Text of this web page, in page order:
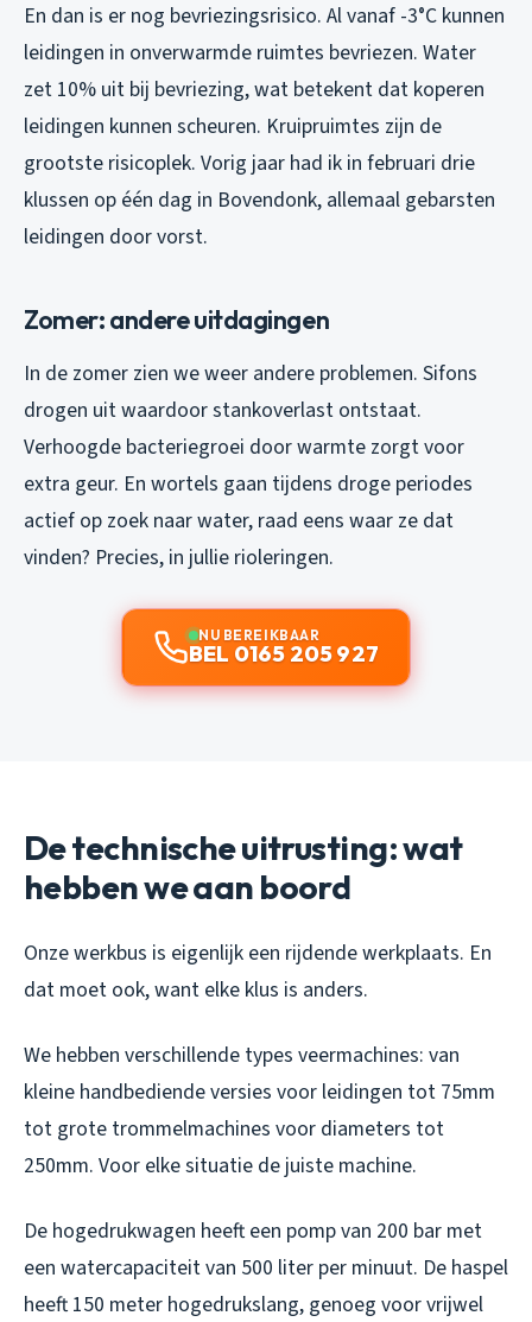
En dan is er nog bevriezingsrisico. Al vanaf -3°C kunnen
leidingen in onverwarmde ruimtes bevriezen. Water
zet 10% uit bij bevriezing, wat betekent dat koperen
leidingen kunnen scheuren. Kruipruimtes zijn de
grootste risicoplek. Vorig jaar had ik in februari drie
klussen op één dag in Bovendonk, allemaal gebarsten
leidingen door vorst.
Zomer: andere uitdagingen
In de zomer zien we weer andere problemen. Sifons
drogen uit waardoor stankoverlast ontstaat.
Verhoogde bacteriegroei door warmte zorgt voor
extra geur. En wortels gaan tijdens droge periodes
actief op zoek naar water, raad eens waar ze dat
vinden? Precies, in jullie rioleringen.
NU BEREIKBAAR
BEL 0165 205 927
De technische uitrusting: wat
hebben we aan boord
Onze werkbus is eigenlijk een rijdende werkplaats. En
dat moet ook, want elke klus is anders.
We hebben verschillende types veermachines: van
kleine handbediende versies voor leidingen tot 75mm
tot grote trommelmachines voor diameters tot
250mm. Voor elke situatie de juiste machine.
De hogedrukwagen heeft een pomp van 200 bar met
een watercapaciteit van 500 liter per minuut. De haspel
heeft 150 meter hogedrukslang, genoeg voor vrijwel